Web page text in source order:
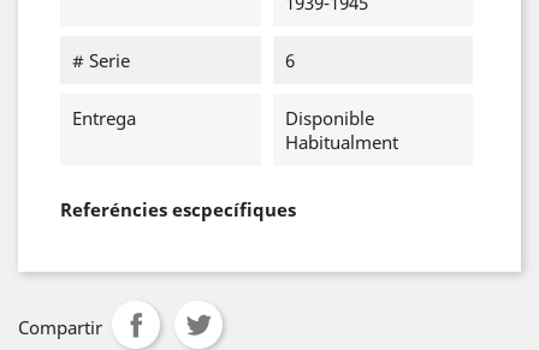
# Serie 6
Entrega
Disponible
Habitualment
Referéncies escpecífiques
Compartir